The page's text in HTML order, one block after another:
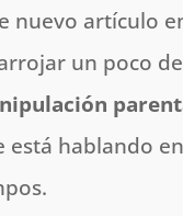
nuevo artículo
un poco
está hablando